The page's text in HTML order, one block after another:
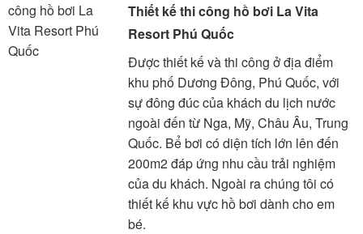
Thiết kế thi công hồ bơi La Vita
Resort Phú Quốc
Được thiết kế và thi công ở địa điểm
khu phố Dương Đông, Phú Quốc, với
sự đông đúc của khách du lịch nước
ngoài đến từ Nga, Mỹ, Châu Âu, Trung
Quốc. Bể bơi có diện tích lớn lên đến
200m2 đáp ứng nhu cầu trải nghiệm
của du khách. Ngoài ra chúng tôi có
thiết kế khu vực hồ bơi dành cho em
bé.